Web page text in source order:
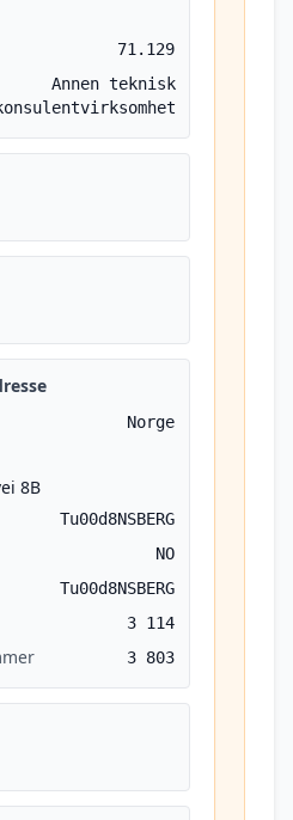
71.129
Annen teknisk
Norge
8B
Tu00d8NSBERG
NO
Tu00d8NSBERG
3 114
3 803